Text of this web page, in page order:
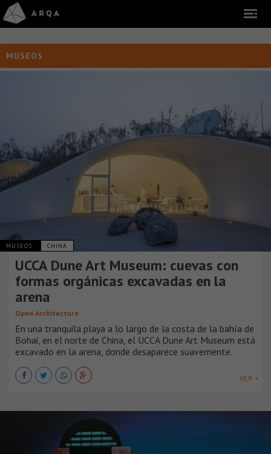
MUSEOS
MUSEOS CHINA
UCCA Dune Art Museum: cuevas con
formas orgánicas excavadas en la
arena
Open Architecture
En una tranquila playa a lo largo de la costa de la bahía de
Bohai, en el norte de China, el UCCA Dune Art Museum está
excavado en la arena, donde desaparece suavemente.
VER +